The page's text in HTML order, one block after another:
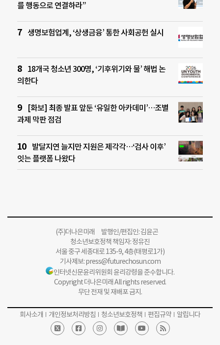
를 행동으로 연결하라”
생명보험업계, ‘상생금융’ 통한 사회공헌 실시
18개국 청소년 300명, ‘기후위기와 물’ 해법 논
의한다
[화보] 최종 발표 앞둔 ‘유일한 아카데미’…조별
과제 막판 점검
발달지연 늘지만 지원은 제각각…‘검사 이후’
잇는 플랫폼 나왔다
(주)더나은미래 발행인/편집인: 김윤곤
청소년보호정책 책임자: 정유진
서울 중구 세종대로 135-9, 4층(태평로1가)
기사제보:press@futurechosun.com
인터넷신문윤리위원회 윤리강령을 준수합니다.
Copyright 더나은미래 All rights reserved.
무단 전재 및 재배포 금지.
회사소개 개인정보처리방침 청소년보호정책 편집규약 알립니다